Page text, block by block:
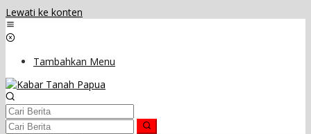
Lewati ke konten
Tambahkan Menu